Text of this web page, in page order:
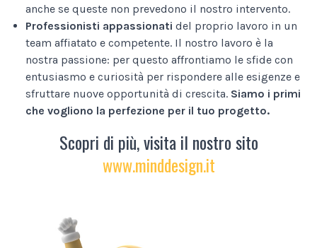
anche se queste non prevedono il nostro intervento.
Professionisti appassionati del proprio lavoro in un
team affiatato e competente. Il nostro lavoro è la
nostra passione: per questo affrontiamo le sfide con
entusiasmo e curiosità per rispondere alle esigenze e
sfruttare nuove opportunità di crescita. Siamo i primi
che vogliono la perfezione per il tuo progetto.
Scopri di più, visita il nostro sito
www.minddesign.it